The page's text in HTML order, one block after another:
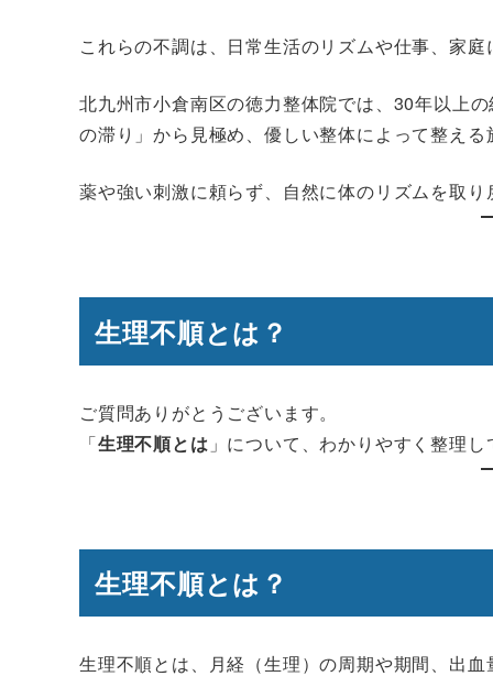
これらの不調は、日常生活のリズムや仕事、家
北九州市小倉南区の徳力整体院では、30年以上
の滞り」から見極め、優しい整体によって整える
薬や強い刺激に頼らず、自然に体のリズムを取り
生理不順とは？
ご質問ありがとうございます。
「生理不順とは 」について、わかりやすく整理し
生理不順とは？
生理不順とは、月経（生理）の周期や期間、出